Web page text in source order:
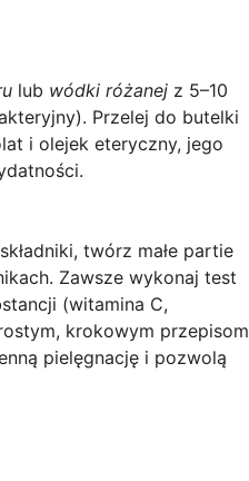
lub wódki różanej z 5–10
Przelej do butelki
i olejek eteryczny, jego
twórz małe partie
Zawsze wykonaj test
(witamina C,
krokowym przepisom
pielęgnację i pozwolą